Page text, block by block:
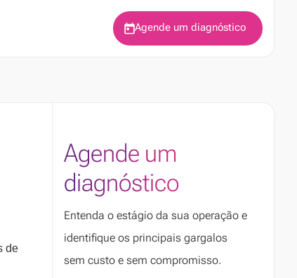
Agende um diagnóstico
de
Agende um
diagnóstico
Entenda o estágio da sua operação e
identifique os principais gargalos
sem custo e sem compromisso.